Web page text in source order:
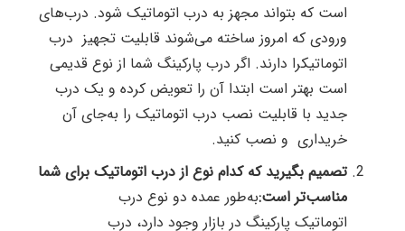
است که بتواند مجهز به درب اتوماتیک شود. درب‌های
ورودی که امروز ساخته می‌شوند قابلیت تجهیز درب
اتوماتیکرا دارند. اگر درب پارکینگ شما از نوع قدیمی
است بهتر است ابتدا آن را تعویض کرده و یک درب
جدید با قابلیت نصب درب اتوماتیک را به‌جای آن
خریداری و نصب کنید.
تصمیم بگیرید که کدام نوع از در‌ب اتوماتیک برای شما
مناسب‌تر است:به‌طور عمده دو نوع درب
اتوماتیک پارکینگ در بازار وجود دارد، درب